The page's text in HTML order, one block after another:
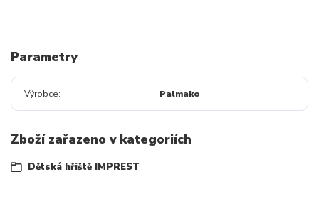
Parametry
Výrobce Palmako
Zboží zařazeno v kategoriích
Dětská hřiště IMPREST